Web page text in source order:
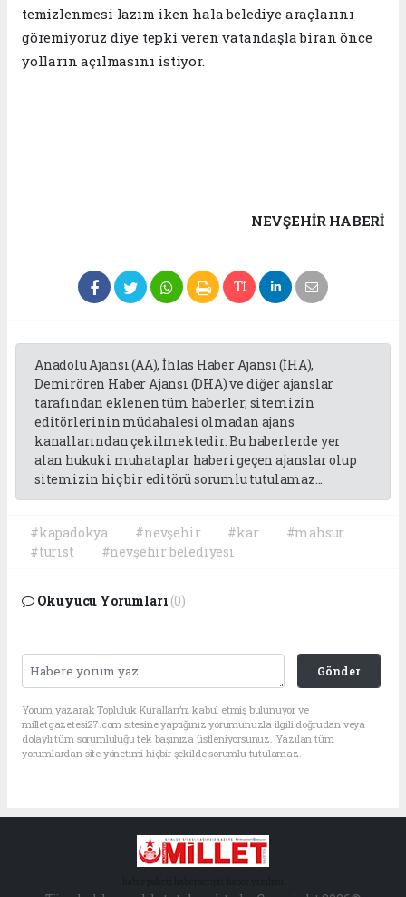
temizlenmesi lazım iken hala belediye araçlarını
göremiyoruz diye tepki veren vatandaşla biran önce
yolların açılmasını istiyor.
NEVŞEHIR HABERİ
Anadolu Ajansı (AA), İhlas Haber Ajansı (İHA),
Demirören Haber Ajansı (DHA) ve diğer ajanslar
tarafından eklenen tüm haberler, sitemizin
editörlerinin müdahalesi olmadan ajans
kanallarından çekilmektedir. Bu haberlerde yer
alan hukuki muhataplar haberi geçen ajanslar olup
sitemizin hiç bir editörü sorumlu tutulamaz...
#kapadokya #nevşehir #kar
#mahsur
#turist
#nevşehir belediyesi
Okuyucu Yorumları (0)
Gönder
Yorum yazarak Topluluk Kuralları’nı kabul etmiş bulunuyor ve
milletgazetesi27.com sitesine yaptığınız yorumunuzla ilgili doğrudan veya
dolaylı tüm sorumluluğu tek başınıza üstleniyorsunuz. Yazılan tüm
yorumlardan site yönetimi hiçbir şekilde sorumlu tutulamaz.